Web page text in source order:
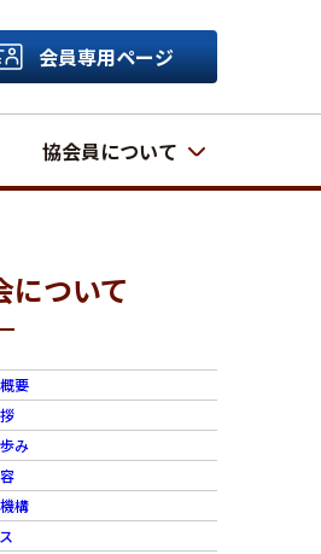
会員専用ページ
協会員について
について
要
み
構